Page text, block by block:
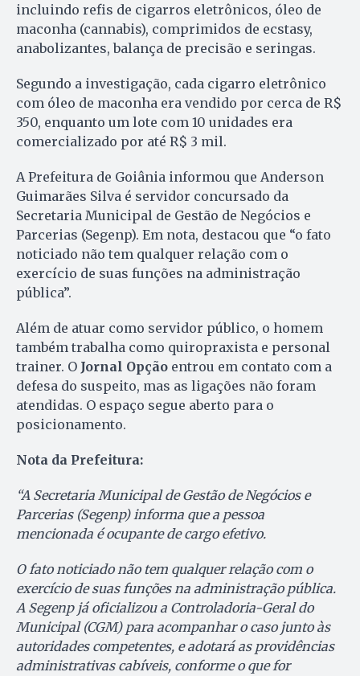
incluindo refis de cigarros eletrônicos, óleo de
maconha (cannabis), comprimidos de ecstasy,
anabolizantes, balança de precisão e seringas.
Segundo a investigação, cada cigarro eletrônico
com óleo de maconha era vendido por cerca de R$
350, enquanto um lote com 10 unidades era
comercializado por até R$ 3 mil.
A Prefeitura de Goiânia informou que Anderson
Guimarães Silva é servidor concursado da
Secretaria Municipal de Gestão de Negócios e
Parcerias (Segenp). Em nota, destacou que “o fato
noticiado não tem qualquer relação com o
exercício de suas funções na administração
pública”.
Além de atuar como servidor público, o homem
também trabalha como quiropraxista e personal
trainer. O Jornal Opção entrou em contato com a
defesa do suspeito, mas as ligações não foram
atendidas. O espaço segue aberto para o
posicionamento.
Nota da Prefeitura:
“A Secretaria Municipal de Gestão de Negócios e
Parcerias (Segenp) informa que a pessoa
mencionada é ocupante de cargo efetivo.
O fato noticiado não tem qualquer relação com o
exercício de suas funções na administração pública.
A Segenp já oficializou a Controladoria-Geral do
Municipal (CGM) para acompanhar o caso junto às
autoridades competentes, e adotará as providências
administrativas cabíveis, conforme o que for